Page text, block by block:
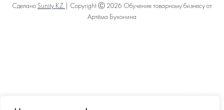
Сделано Sunity KZ | Copyright Ⓒ 2026 Обучение товарному бизнесу от
Артёма Бухонина